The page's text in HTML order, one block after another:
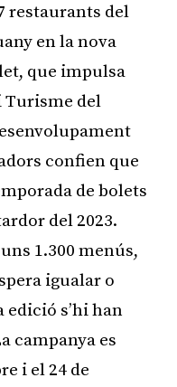
restaurants del
en la nova
que impulsa
Turisme del
confien que
de bolets
del 2023.
1.300 menús,
igualar o
edició s’hi han
campanya es
i el 24 de